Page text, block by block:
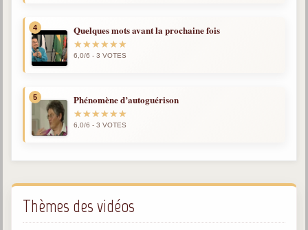
4 Quelques mots avant la prochaine fois
6,0/6 - 3 VOTES
5 Phénomène d’autoguérison
6,0/6 - 3 VOTES
Thèmes des vidéos